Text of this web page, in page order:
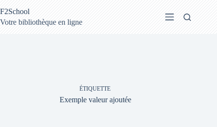
au
contenu
F2School
Votre bibliothèque en ligne
ÉTIQUETTE
Exemple valeur ajoutée